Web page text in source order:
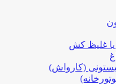
یا غلیظ کش
(کارواش)